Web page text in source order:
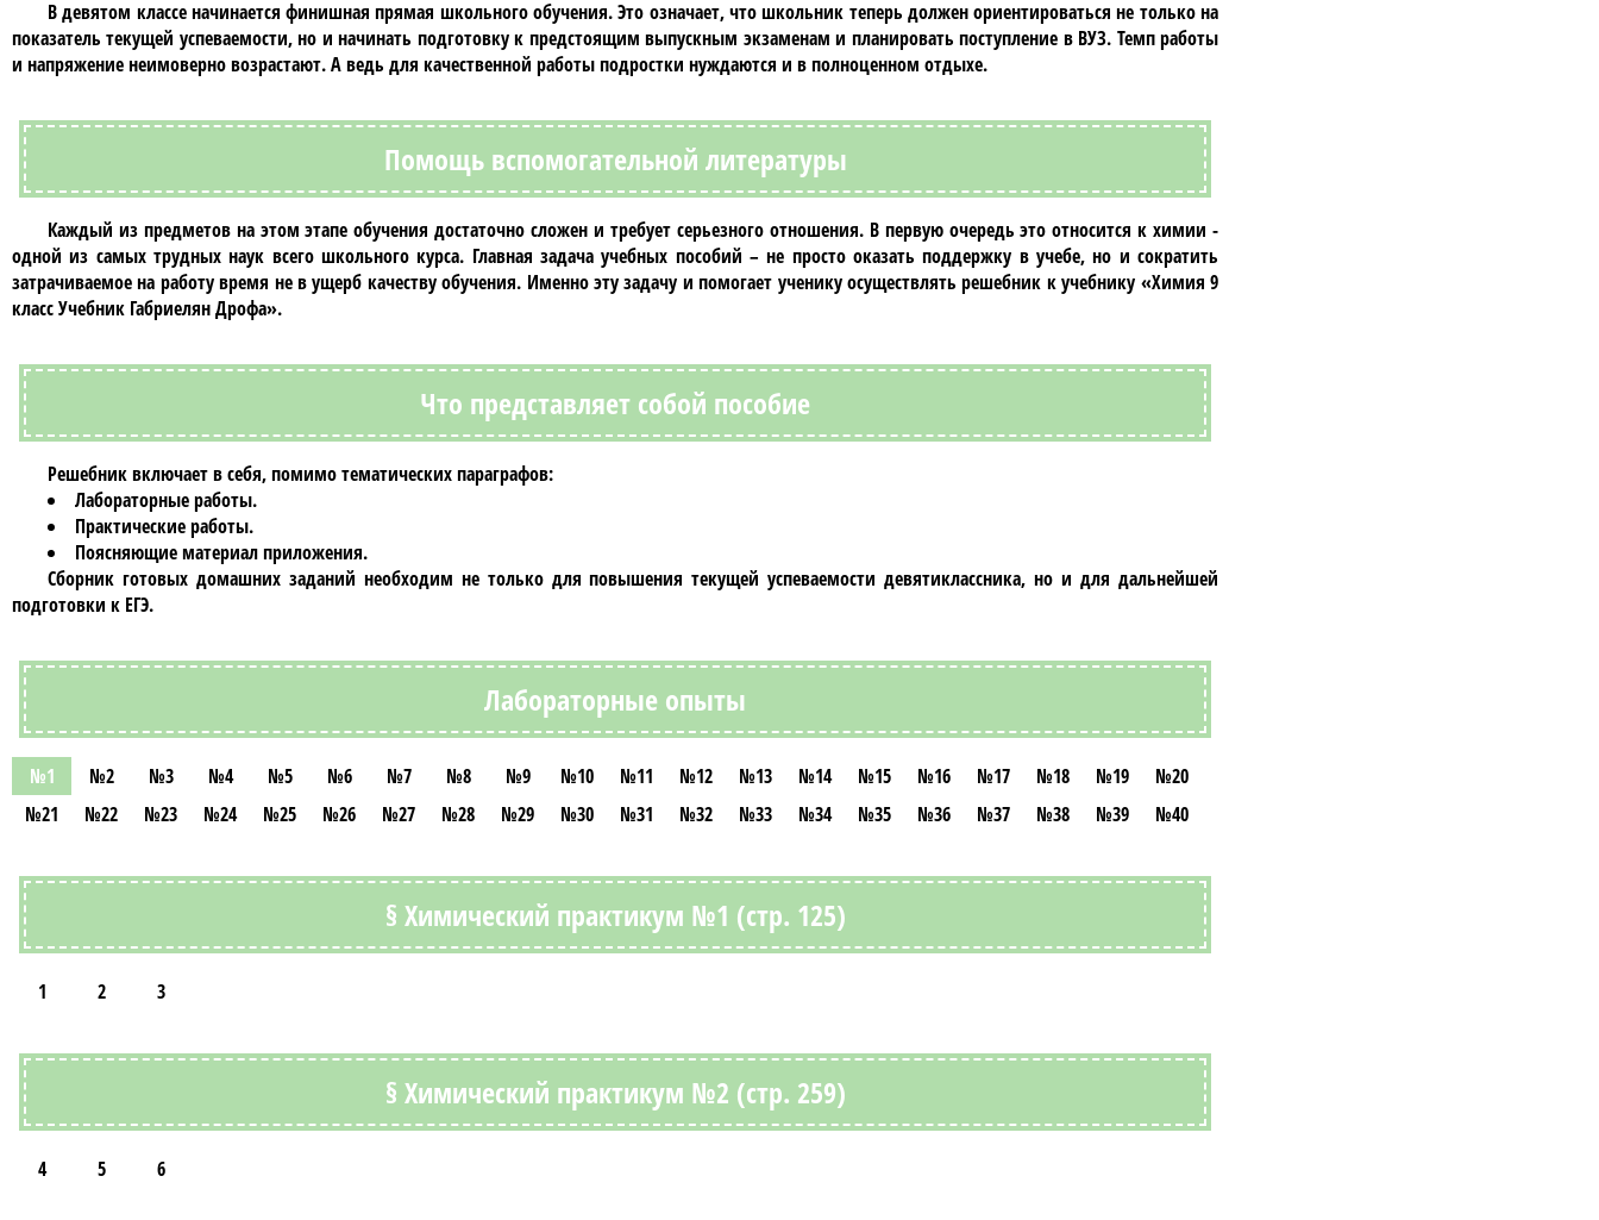
Вдевятом классеначинается финишная прямая школьного обучения. Это означает, что школьник теперь должен ориентироваться не только на
показатель текущей успеваемости, но и начинать подготовку к предстоящим выпускным экзаменам и планировать поступление в ВУЗ. Темп работы
и напряжение неимоверно возрастают. А ведь для качественной работы подростки нуждаются и в полноценном отдыхе.
Помощь вспомогательной литературы
Каждый из предметов на этом этапе обучения достаточно сложен и требует серьезного отношения. В первую очередь это относится кхимии -
одной из самых трудных наук всего школьного курса. Главная задача учебных пособий – не просто оказать поддержку в учебе, но и сократить
затрачиваемое на работу время не в ущерб качеству обучения. Именно эту задачу и помогает ученику осуществлять решебник к учебнику «Химия 9
класс Учебник Габриелян Дрофа».
Что представляет собой пособие
Решебниквключает в себя, помимо тематических параграфов:
Лабораторные работы.
Практические работы.
Поясняющие материал приложения.
Сборник готовых домашних заданий необходим не только для повышения текущей успеваемостидевятиклассника, но и для дальнейшей
подготовки к ЕГЭ.
Лабораторные опыты
№1 №2 №3 №4 №5 №6 №7 №8 №9 №10 №11 №12 №13 №14 №15 №16 №17 №18 №19
№20
№21
№22 №23 №24 №25 №26 №27 №28 №29 №30 №31 №32 №33 №34 №35 №36 №37 №38 №39 №40
§ Химический практикум №1 (стр. 125)
1 2 3
§ Химический практикум №2 (стр. 259)
4 5 6